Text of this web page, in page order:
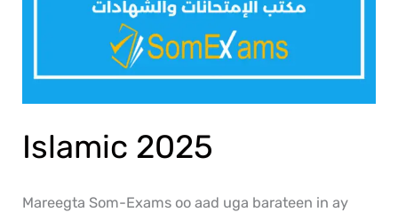
Islamic 2025
Mareegta Som-Exams oo aad uga barateen in ay